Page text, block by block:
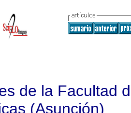
de la Facultad
(Asunción)